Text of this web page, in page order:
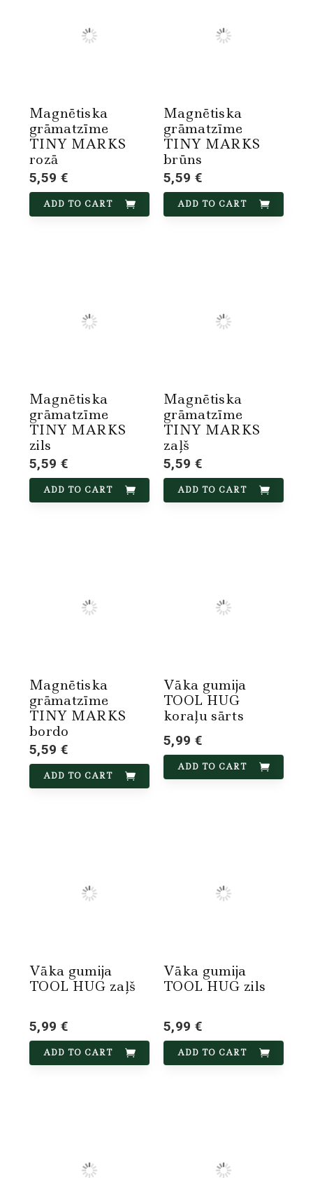
Magnētiska
grāmatzīme
TINY MARKS
rozā
5,59 €
ADD TO CART
Magnētiska
grāmatzīme
TINY MARKS
brūns
5,59 €
ADD TO CART
Magnētiska
grāmatzīme
TINY MARKS
zils
5,59 €
ADD TO CART
Magnētiska
grāmatzīme
TINY MARKS
zaļš
5,59 €
ADD TO CART
Magnētiska
grāmatzīme
TINY MARKS
bordo
5,59 €
ADD TO CART
Vāka gumija
TOOL HUG
koraļu sārts
5,99 €
ADD TO CART
Vāka gumija
TOOL HUG zaļš
5,99 €
ADD TO CART
Vāka gumija
TOOL HUG zils
5,99 €
ADD TO CART